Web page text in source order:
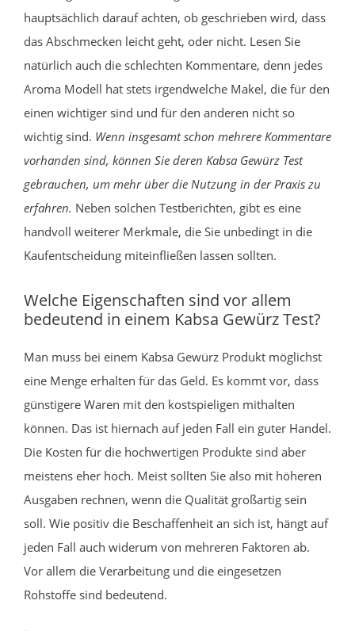
hauptsächlich darauf achten, ob geschrieben wird, dass
das Abschmecken leicht geht, oder nicht. Lesen Sie
natürlich auch die schlechten Kommentare, denn jedes
Aroma Modell hat stets irgendwelche Makel, die für den
einen wichtiger sind und für den anderen nicht so
wichtig sind. Wenn insgesamt schon mehrere Kommentare
vorhanden sind, können Sie deren Kabsa Gewürz Test
gebrauchen, um mehr über die Nutzung in der Praxis zu
erfahren. Neben solchen Testberichten, gibt es eine
handvoll weiterer Merkmale, die Sie unbedingt in die
Kaufentscheidung miteinfließen lassen sollten.
Welche Eigenschaften sind vor allem
bedeutend in einem Kabsa Gewürz Test?
Man muss bei einem Kabsa Gewürz Produkt möglichst
eine Menge erhalten für das Geld. Es kommt vor, dass
günstigere Waren mit den kostspieligen mithalten
können. Das ist hiernach auf jeden Fall ein guter Handel.
Die Kosten für die hochwertigen Produkte sind aber
meistens eher hoch. Meist sollten Sie also mit höheren
Ausgaben rechnen, wenn die Qualität großartig sein
soll. Wie positiv die Beschaffenheit an sich ist, hängt auf
jeden Fall auch widerum von mehreren Faktoren ab.
Vor allem die Verarbeitung und die eingesetzen
Rohstoffe sind bedeutend.